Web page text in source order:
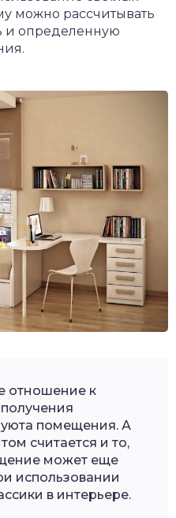
можно рассчитывать
и определенную
отношение к
уюта помещения. А
считается и то,
может еще
использовании
в интерьере.